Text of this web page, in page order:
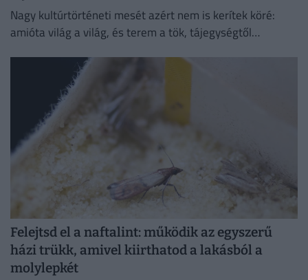
Nagy kultúrtörténeti mesét azért nem is kerítek köré:
amióta világ a világ, és terem a tök, tájegységtől
Felejtsd el a naftalint: működik az egyszerű
házi trükk, amivel kiirthatod a lakásból a
molylepkét